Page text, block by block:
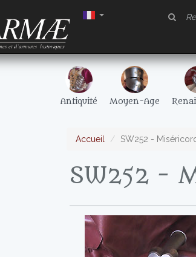
Antiquité Moyen-Age
Accueil SW252 -
SW252 -